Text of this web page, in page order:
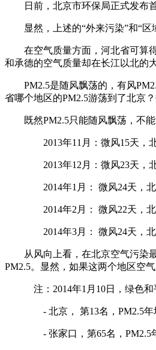
日前，北京市环保局正式发布首
显然，上述的“外来污染”和“区
在空气质量方面，河北省可算得
和承德的空气质量却在长江以北的
PM2.5是随风飘荡的，有风
省哪个地区的PM2.5游荡到了北京
既然PM2.5只能随风飘荡，不能
2013年11月：微风15天，北风
2013年12月：微风23天，北风
2014年1月： 微风24天，北风
2014年2月： 微风22天，北风
2014年3月： 微风24天，北风
从风向上看，在北京空气污染最
PM2.5。显然，如果这两个地区空
注：2014年1月10日，绿色和平
- 北京， 第13名，PM2.5年均
- 张家口，第65名，PM2.5年均